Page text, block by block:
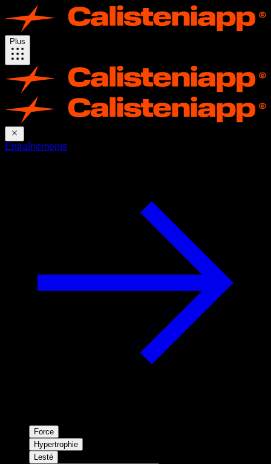
Plus
Entraînements
Force
Hypertrophie
Lesté